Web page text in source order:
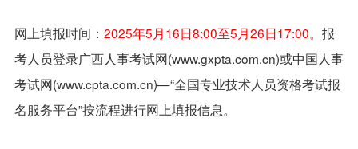
网上填报时间： 2025年5月16日8:00至5月26日17:00。 报
考人员登录广西人事考试网(www.gxpta.com.cn)或中国人事
考试网(www.cpta.com.cn)—“全国专业技术人员资格考试报
名服务平台”按流程进行网上填报信息。